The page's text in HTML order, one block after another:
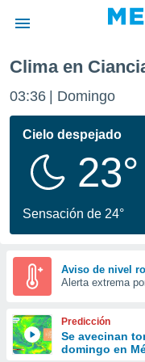
de
ha sido
calidad.
a este
las
y
forma
digital
basada
Clima en
03:36 Domingo
Cielo despejado
23°
Sensación de 24°
Aviso de nivel
Alerta extrema
Predicción
Se avecinan
domingo en